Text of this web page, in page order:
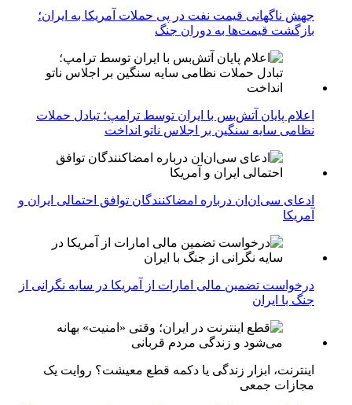
جهش ناگهانی قیمت نفت در پی حملات آمریکا به ایران؛
بازگشت قیمت‌ها به دوران جنگ
اعلام پایان آتش‌بس با ایران توسط ترامپ؛ تبادل حملات
نظامی سایه سنگین بر اجلاس ناتو انداخت
ادعای سی‌ان‌ان درباره امضاکنندگان توافق احتمالی ایران و
آمریکا
درخواست تضمین مالی امارات از آمریکا در سایه نگرانی از
جنگ با ایران
اینترنت، ابزار زندگی یا دکمه قطع معیشت؟ روایت یک
مجازات جمعی